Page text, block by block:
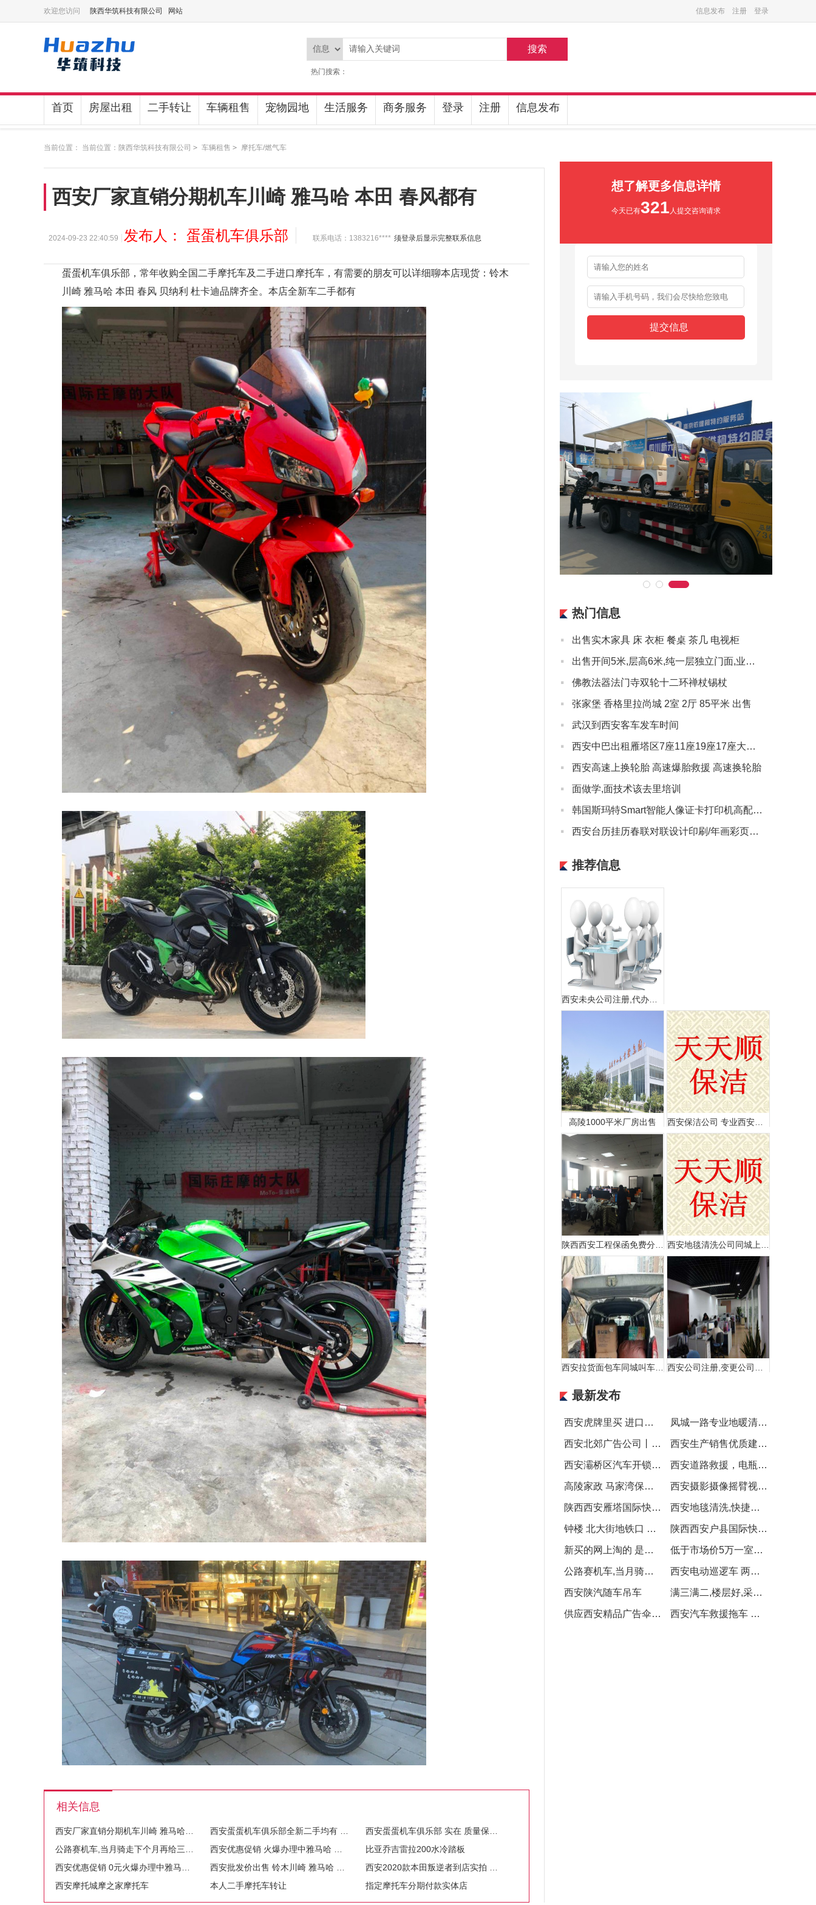
欢迎您访问 陕西华筑科技有限公司 网站 信息发布 注册 登录
搜索
热门搜索：
首页 房屋出租 二手转让 车辆租售 宠物园地 生活服务 商务服务 登录 注册 信息发布
当前位置： 当前位置： 陕西华筑科技有限公司 > 车辆租售 > 摩托车/燃气车
西安厂家直销分期机车川崎 雅马哈 本田 春风都有
2024-09-23 22:40:59 发布人： 蛋蛋机车俱乐部 联系电话：1383216**** 须登录后显示完整联系信息
蛋蛋机车俱乐部，常年收购全国二手摩托车及二手进口摩托车，有需要的朋友可以详细聊本店现货：铃木
川崎 雅马哈 本田 春风 贝纳利 杜卡迪品牌齐全。本店全新车二手都有
相关信息
比亚乔吉雷拉200水冷踏板
西安摩托城摩之家摩托车
本人二手摩托车转让 指定摩托车分期付款实体店
想了解更多信息详情
今天已有321 人提交咨询请求
热门信息
· 出售实木家具 床 衣柜 餐桌 茶几 电视柜
· 出售开间5米,层高6米,纯一层独立门面,业态不限
· 佛教法器法门寺双轮十二环禅杖锡杖
· 张家堡 香格里拉尚城 2室 2厅 85平米 出售
· 武汉到西安客车发车时间
· 西安中巴出租雁塔区7座11座19座17座大中巴出租赁包客车
· 西安高速上换轮胎 高速爆胎救援 高速换轮胎
· 面做学,面技术该去里培训
· 韩国斯玛特Smart智能人像证卡打印机高配置低
· 西安台历挂历春联对联设计印刷/年画彩页宣传册联单收据不干胶
推荐信息
高陵1000平米厂房出售
宇辰推广 1800平大差市临街独立空铺急租地铁口
最新发布
西安虎牌里买 进口虎牌 商务礼品杯子 印字虎牌杯子批发 凤城一路专业地暖清洗,暖气片清洗,打压
西安北郊广告公司丨西安画册设计制作印刷丨西安手提袋制作 西安生产销售优质建筑材料、环保建材,你想要的都有
西安灞桥区汽车开锁公司电话 西安道路救援，电瓶搭电
高陵家政 马家湾保洁 马家湾家政 高陵保洁 西安摄影摄像摇臂视频制作宣传片会议活动直播
陕西西安雁塔国际快递专寄粉沫液体纯电池食品化妆品茶叶电子产品 西安地毯清洗,快捷速干清洗,泡沫机器清洗地毯
钟楼 北大街地铁口 骡马市 安远门 北门 回民街 单间 陕西西安户县国际快递专寄粉沫液体纯电池食品化妆品茶叶电子产品
新买的网上淘的 是小孩子骑得 低于市场价5万一室可改两室公园旁地铁口海荣名城可按揭
公路赛机车,当月骑走下个月再给三五百元 西安电动巡逻车 两轮巡逻车 四轮电动巡逻车 城管执法专用车
西安陕汽随车吊车 满三满二,楼层好,采光充足,配套齐全,交通便利
供应西安精品广告伞 雨伞雨具 西安广告帐篷 遮阳伞 西安汽车救援拖车 汽车送油服务